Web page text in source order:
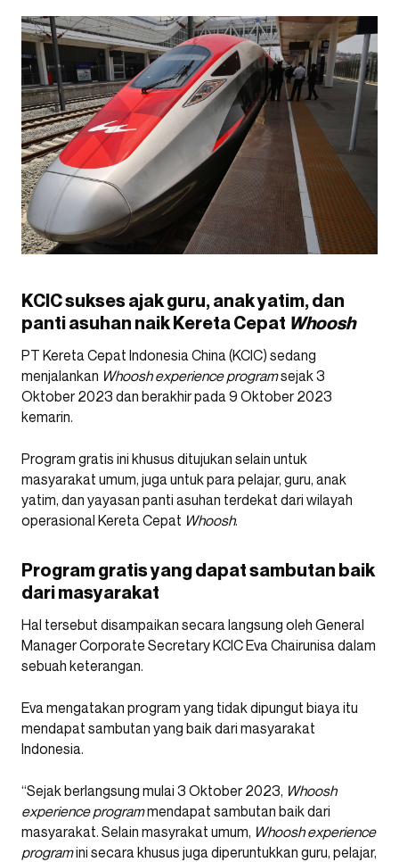
KCIC sukses ajak guru, anak yatim, dan
panti asuhan naik Kereta Cepat Whoosh
PT Kereta Cepat Indonesia China (KCIC) sedang
menjalankan Whoosh experience programsejak 3
Oktober 2023 dan berakhir pada 9 Oktober 2023
kemarin.
Program gratis ini khusus ditujukan selain untuk
masyarakat umum, juga untuk para pelajar, guru, anak
yatim, dan yayasan panti asuhan terdekat dari wilayah
operasional Kereta Cepat Whoosh.
Program gratis yang dapat sambutan baik
dari masyarakat
Hal tersebut disampaikan secara langsung oleh General
Manager Corporate Secretary KCIC Eva Chairunisa dalam
sebuah keterangan.
Eva mengatakan program yang tidak dipungut biaya itu
mendapat sambutan yang baik dari masyarakat
Indonesia.
“Sejak berlangsung mulai 3 Oktober 2023, Whoosh
experience programmendapat sambutan baik dari
masyarakat. Selain masyrakat umum, Whoosh experience
programini secara khusus juga diperuntukkan guru, pelajar,